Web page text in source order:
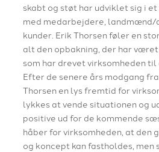
skabt og støt har udviklet sig i
med medarbejdere,
kunder. Erik Thorsen føler en
alt den opbakning, der har
som har drevet virksomheden til
Efter de senere års modgang
Thorsen en lys fremtid for
lykkes at vende situationen og
positive ud for de kommende
håber for virksomheden, at den
og koncept kan fastholdes, men